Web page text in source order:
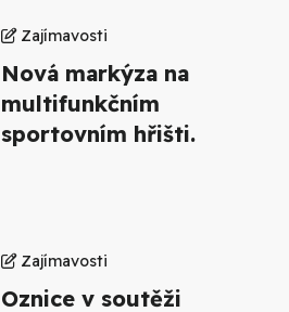
Zajímavosti
Nová markýza na
multifunkčním
sportovním hřišti.
Zajímavosti
Oznice v soutěži